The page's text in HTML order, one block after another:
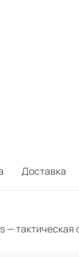
Доставка
—